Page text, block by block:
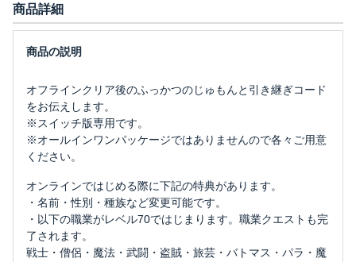
商品詳細
オフラインクリア後のふっかつのじゅもんと引き継ぎコード
をお伝えします。
※スイッチ版専用です。
※オールインワンパッケージではありませんので各々ご用意
ください。
オンラインではじめる際に下記の特典があります。
・名前・性別・種族など変更可能です。
・以下の職業がレベル70ではじまります。職業クエストも完
了されます。
戦士・僧侶・魔法・武闘・盗賊・旅芸・バトマス・パラ・魔